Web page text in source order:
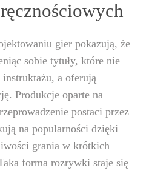
gier pokazują, że
sobie tytuły, które nie
a oferują
Produkcje oparte na
postaci przez
na popularności dzięki
grania w krótkich
forma rozrywki staje się